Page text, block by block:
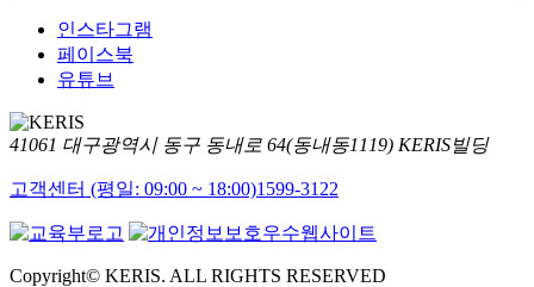
인스타그램
페이스북
유튜브
41061 대구광역시 동구 동내로 64(동내동1119) KERIS빌딩
고객센터 (평일: 09:00 ~ 18:00)1599-3122
Copyright© KERIS. ALL RIGHTS RESERVED